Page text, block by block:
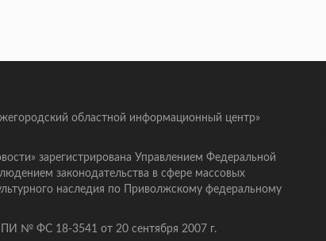
областной информационный центр»
зарегистрирована Управлением Федеральной
законодательства в сфере массовых
наследия по Приволжскому федеральному
ПИ № ФС 18-3541 от 20 сентября 2007 г.